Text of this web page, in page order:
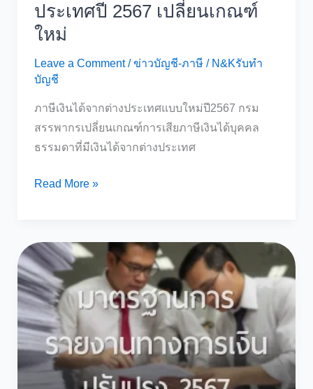
ประเทศปี 2567 เปลี่ยนเกณฑ์
ใหม่
Leave a Comment /ข่าวบัญชี-ภาษี / N&Kรับทำ
บัญชี
ภาษีเงินได้จากต่างประเทศแบบใหม่ปี2567 กรม
สรรพากรเปลี่ยนเกณฑ์การเสียภาษีเงินได้บุคคล
ธรรมดาที่มีเงินได้จากต่างประเทศ
ปรับ
เงิน
ได้
จาก
ต่าง
ประเทศ
2567
เปลี่ยน
Read More »